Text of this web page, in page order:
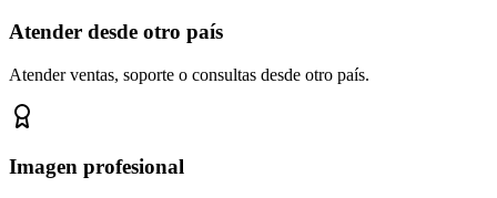
Atender desde otro país
Atender ventas, soporte o consultas desde otro país.
Imagen profesional